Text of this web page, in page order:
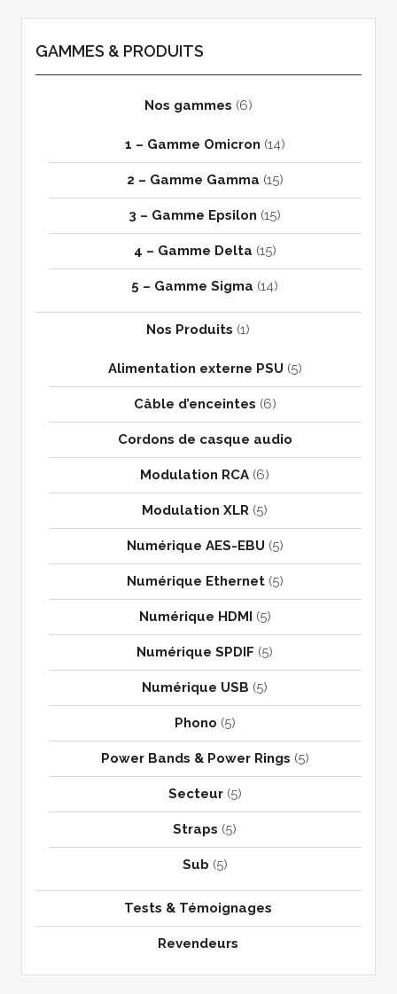
GAMMES & PRODUITS
Nos gammes (6)
1 – Gamme Omicron (14)
2 – Gamme Gamma (15)
3 – Gamme Epsilon (15)
4 – Gamme Delta (15)
5 – Gamme Sigma (14)
Nos Produits (1)
Alimentation externe PSU (5)
Câble d’enceintes (6)
Cordons de casque audio
Modulation RCA (6)
Modulation XLR (5)
Numérique AES-EBU (5)
Numérique Ethernet(5)
Numérique HDMI (5)
Numérique SPDIF (5)
Numérique USB (5)
Phono (5)
Power Bands & Power Rings (5)
Secteur(5)
Straps (5)
Sub (5)
Tests & Témoignages
Revendeurs